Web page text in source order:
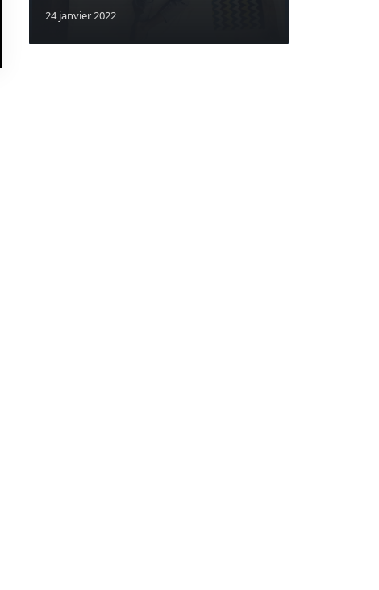
24 janvier 2022